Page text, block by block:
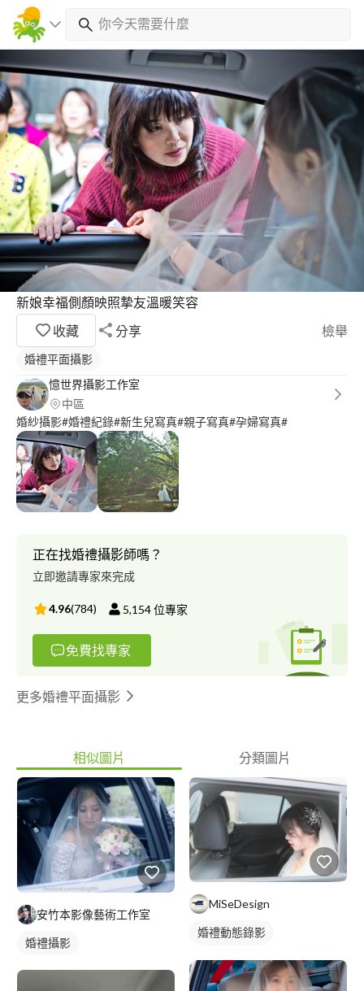
新娘幸福側顏映照摯友溫暖笑容
收藏
分享 檢舉
婚禮平面攝影
憶世界攝影工作室
中區
婚紗攝影#婚禮紀錄#新生兒寫真#親子寫真#孕婦寫真#
正在找婚禮攝影師嗎？
立即邀請專家來完成
4.96(784) 5,154位專家
免費找專家
更多婚禮平面攝影
相似圖片 分類圖片
安竹本影像藝術工作室
婚禮攝影
MiSeDesign
婚禮動態錄影